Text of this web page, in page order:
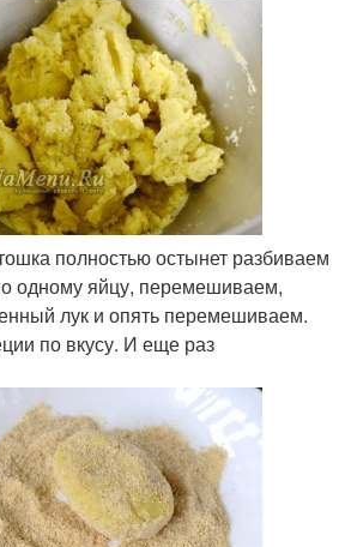
полностью остынет разбиваем
одному яйцу, перемешиваем,
лук и опять перемешиваем.
по вкусу. И еще раз